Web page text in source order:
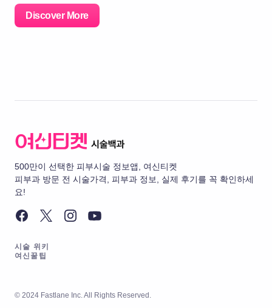
Discover More
500만이 선택한 피부시술 정보앱, 여신티켓
피부과 방문 전 시술가격, 피부과 정보, 실제 후기를 꼭 확인하세
요!
시술 위키
여신꿀팁
© 2024 Fastlane Inc. All Rights Reserved.